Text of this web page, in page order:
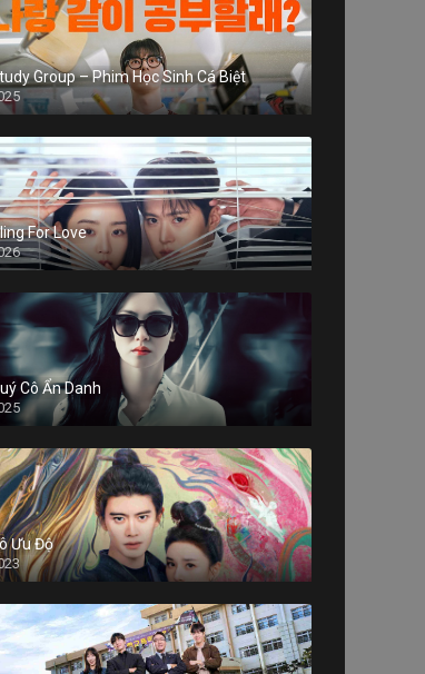
Group – Phim Học Sinh Cá Biệt
For Love
Cô Ẩn Danh
Ưu Độ